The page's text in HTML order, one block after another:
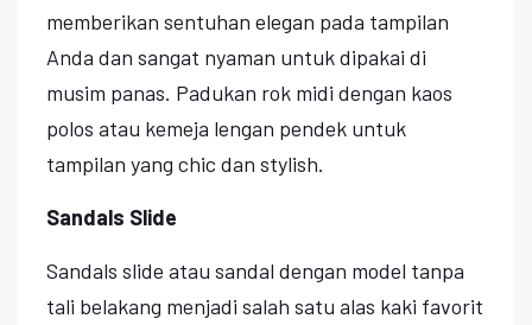
memberikan sentuhan elegan pada tampilan
Anda dan sangat nyaman untuk dipakai di
musim panas. Padukan rok midi dengan kaos
polos atau kemeja lengan pendek untuk
tampilan yang chic dan stylish.
Sandals Slide
Sandals slide atau sandal dengan model tanpa
tali belakang menjadi salah satu alas kaki favorit